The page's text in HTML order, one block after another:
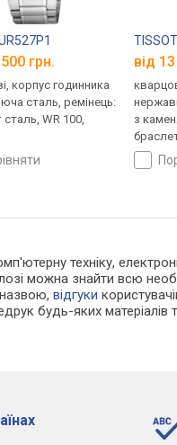
грн.
корпус годинника
сталь, ремінець:
WR 100,
від
з
техніку,
можна знайти всю
назвою,відгуки
будь-яких